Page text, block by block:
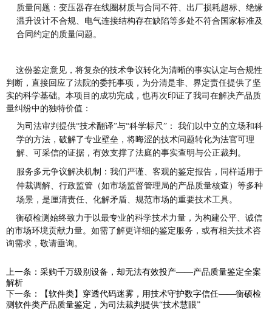
质量问题：变压器存在线圈材质与合同不符、出厂损耗超标、绝缘
温升设计不合规、电气连接结构存在缺陷等多处不符合国家标准及
合同约定的质量问题。
这份鉴定意见，将复杂的技术争议转化为清晰的事实认定与合规性
判断，直接回应了法院的委托事项，为分清是非、界定责任提供了坚
实的科学基础。本项目的成功完成，也再次印证了我司在解决产品质
量纠纷中的独特价值：
为司法审判提供“技术翻译”与“科学标尺”： 我们以中立的立场和科
学的方法，破解了专业壁垒，将晦涩的技术问题转化为法官可理
解、可采信的证据，有效支撑了法庭的事实查明与公正裁判。
服务多元争议解决机制：我们严谨、客观的鉴定报告，同样适用于
仲裁调解、行政监管（如市场监督管理局的产品质量核查）等多种
场景，是厘清责任、化解矛盾、规范市场的重要技术工具。
衡硕检测始终致力于以最专业的科学技术力量，为构建公平、诚信
的市场环境贡献力量。如需了解更详细的鉴定服务，或有相关技术咨
询需求，敬请垂询。
上一条：采购千万级别设备，却无法有效投产——产品质量鉴定全案
解析
下一条：【软件类】穿透代码迷雾，用技术守护数字信任——衡硕检
测软件类产品质量鉴定，为司法裁判提供“技术慧眼”